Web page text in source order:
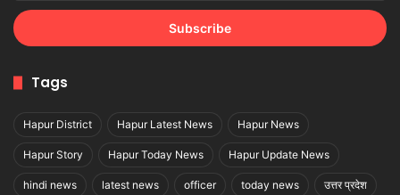
Email
address
Tags
Hapur District Hapur Latest News Hapur News
Hapur Story Hapur Today News Hapur Update News
hindi news latest news officer today news उत्तर प्रदेश